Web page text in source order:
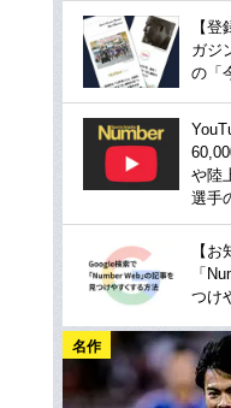
【
ガジ
の「
や陸
選手
【
「
つけ
名作